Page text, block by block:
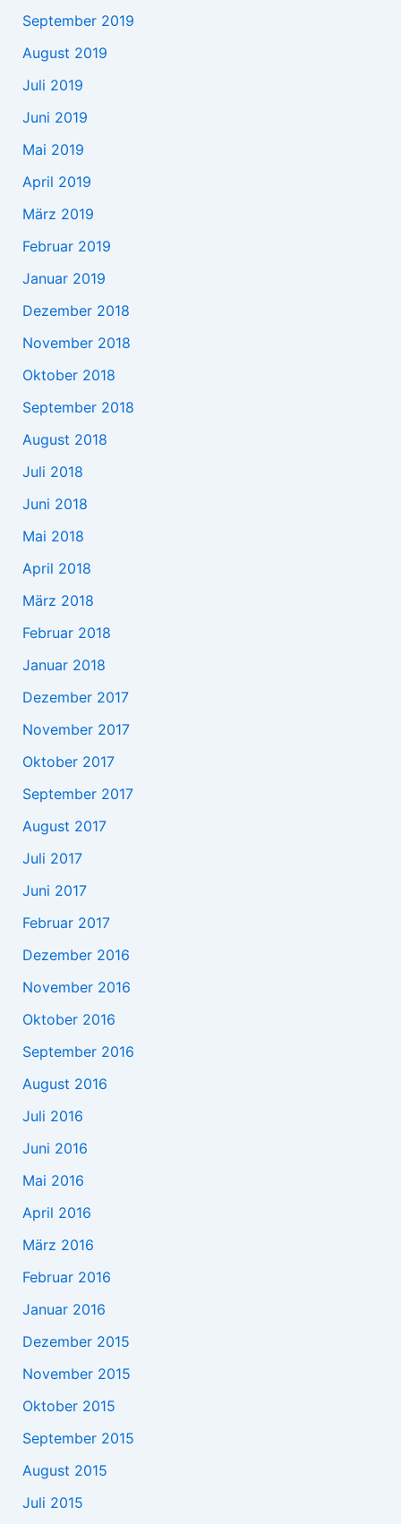
September 2019
August 2019
Juli 2019
Juni 2019
Mai 2019
April 2019
März 2019
Februar 2019
Januar 2019
Dezember 2018
November 2018
Oktober 2018
September 2018
August 2018
Juli 2018
Juni 2018
Mai 2018
April 2018
März 2018
Februar 2018
Januar 2018
Dezember 2017
November 2017
Oktober 2017
September 2017
August 2017
Juli 2017
Juni 2017
Februar 2017
Dezember 2016
November 2016
Oktober 2016
September 2016
August 2016
Juli 2016
Juni 2016
Mai 2016
April 2016
März 2016
Februar 2016
Januar 2016
Dezember 2015
November 2015
Oktober 2015
September 2015
August 2015
Juli 2015